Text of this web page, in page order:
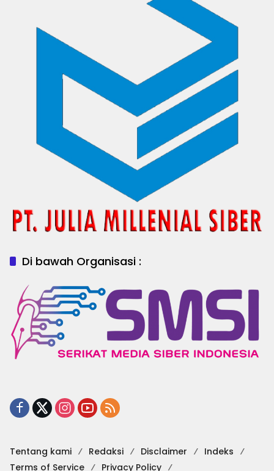
Di bawah Organisasi :
Tentang kami Redaksi Disclaimer
Indeks
Terms of Service
Privacy Policy